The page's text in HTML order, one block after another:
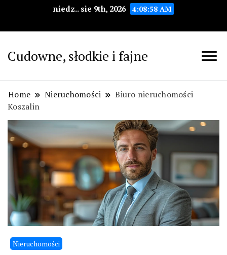
niedz.. sie 9th, 2026 4:08:59 AM
Cudowne, słodkie i fajne
Home Nieruchomości
Biuro nieruchomości
Koszalin
Nieruchomości